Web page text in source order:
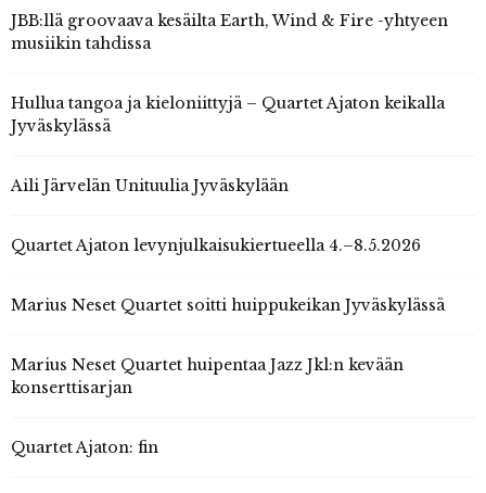
JBB:llä groovaava kesäilta Earth, Wind & Fire -yhtyeen
musiikin tahdissa
Hullua tangoa ja kieloniittyjä – Quartet Ajaton keikalla
Jyväskylässä
Aili Järvelän Unituulia Jyväskylään
Quartet Ajaton levynjulkaisukiertueella 4.–8.5.2026
Marius Neset Quartet soitti huippukeikan Jyväskylässä
Marius Neset Quartet huipentaa Jazz Jkl:n kevään
konserttisarjan
Quartet Ajaton: fin